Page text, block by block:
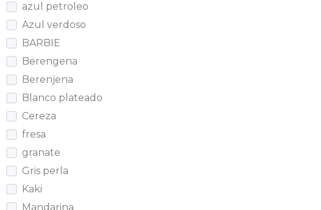
azul petroleo
Azul verdoso
BARBIE
Berengena
Berenjena
Blanco plateado
Cereza
fresa
granate
Gris perla
Kaki
Mandarina